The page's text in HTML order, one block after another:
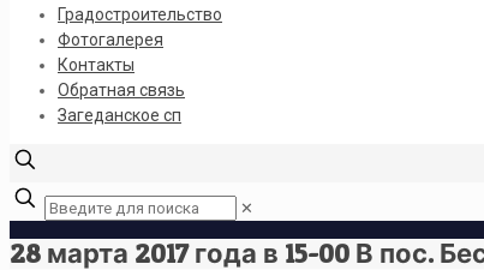
Градостроительство
Фотогалерея
Контакты
Обратная связь
Загеданское сп
✕
28 марта 2017 года в 15-00 В пос.